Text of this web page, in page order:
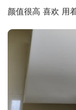
颜值很高 喜欢 用